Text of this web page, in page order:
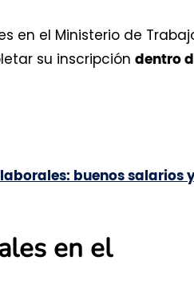
en el Ministerio de
su inscripción dentro
buenos salarios
en el